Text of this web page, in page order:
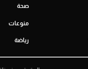
صحة
منوعات
رياضة